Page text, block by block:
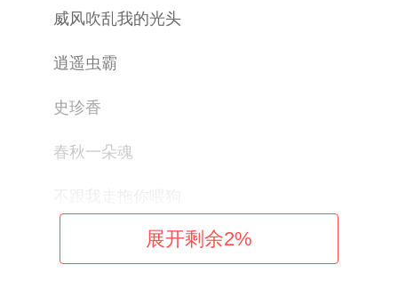
威风吹乱我的光头
逍遥虫霸
史珍香
春秋一朵魂
胸一甩奶四海展开剩余2%